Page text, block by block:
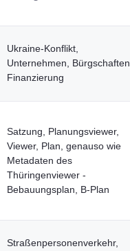
Ukraine-Konflikt,
Unternehmen, Bürgschaften,
Finanzierung
Satzung, Planungsviewer,
Viewer, Plan, genauso wie
Metadaten des
Thüringenviewer -
Bebauungsplan, B-Plan
Straßenpersonenverkehr,